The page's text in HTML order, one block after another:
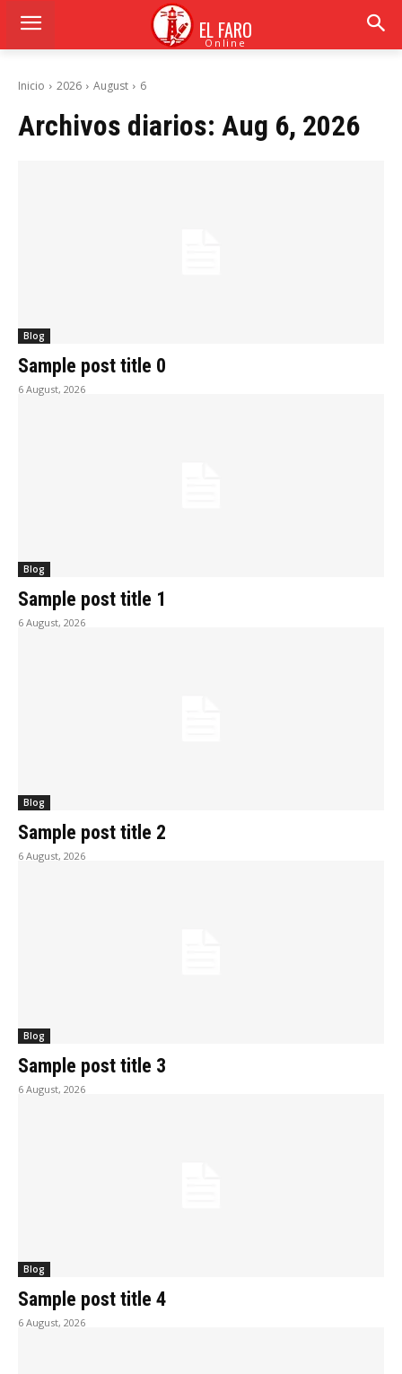
EL FARO
Online
Inicio 2026 August 6
Archivos diarios: Aug 6, 2026
Blog
Sample post title 0
6 August, 2026
Blog
Sample post title 1
6 August, 2026
Blog
Sample post title 2
6 August, 2026
Blog
Sample post title 3
6 August, 2026
Blog
Sample post title 4
6 August, 2026